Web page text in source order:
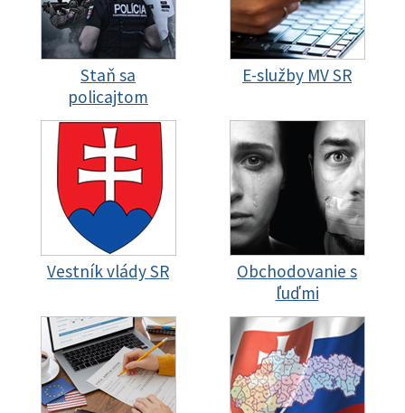
Staň sa
policajtom
E-služby MV SR
Vestník vlády SR
Obchodovanie s
ľuďmi